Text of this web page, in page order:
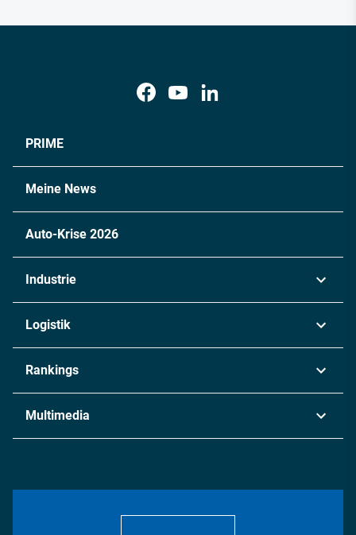
PRIME
Meine News
Auto-Krise 2026
Industrie
Chemie
Metall
Energie
Logistik
Rankings
Multimedia